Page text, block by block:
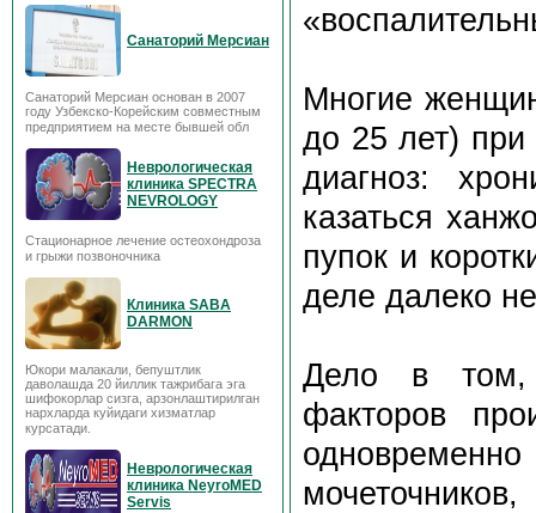
Санаторий Мерсиан
Санаторий Мерсиан основан в 2007
году Узбекско-Корейским совместным
предприятием на месте бывшей обл
Неврологическая
клиника SPECTRA
NEVROLOGY
Стационарное лечение остеохондроза
и грыжи позвоночника
Клиника SABA
DARMON
Юкори малакали, бепуштлик
даволашда 20 йиллик тажрибага эга
шифокорлар сизга, арзонлаштирилган
нархларда куйидаги хизматлар
курсатади.
Неврологическая
клиника NeyroMED
Servis
Многие
до 25 лет) при
диагноз:
казаться
пупок и
деле далеко
Дело в том,
факторов